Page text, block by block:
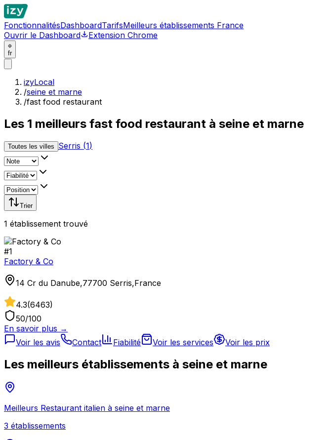
FonctionnalitésDashboardTarifsMeilleurs établissements France
Ouvrir le Dashboard
Extension Chrome
fr
izyLocal
/seine et marne
/fast food restaurant
Les 1 meilleurs fast food restaurant à seine et marne
Toutes les villes Serris (1)
Trier
1 établissement trouvé
#1
Factory & Co
14 Cr du Danube,77700 Serris,France
4.3(6463)
50/100
En savoir plus →
Voir les avis
Contact Fiabilité Voir les services Voir les prix
Les meilleurs établissements à seine et marne
Meilleurs Restaurant italien à seine et marne
3 établissements